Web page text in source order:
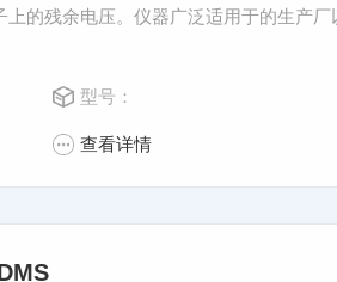
的残余电压。仪器广泛适用于的生产厂
型号：
查看详情